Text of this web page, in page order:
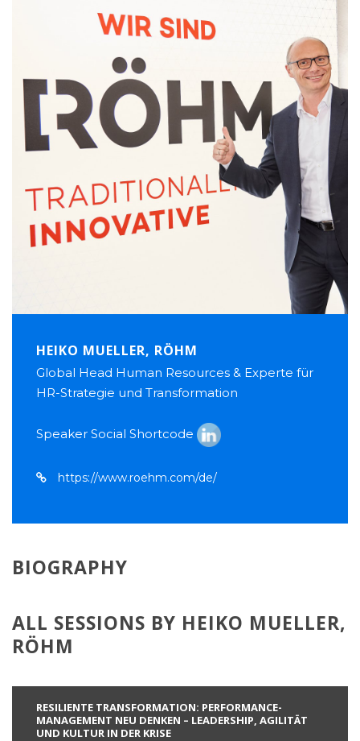
HEIKO MUELLER, RÖHM
Global Head Human Resources & Experte für
HR-Strategie und Transformation
Speaker Social Shortcode
https://www.roehm.com/de/
BIOGRAPHY
ALL SESSIONS BY HEIKO MUELLER,
RÖHM
RESILIENTE TRANSFORMATION: PERFORMANCE-
MANAGEMENT NEU DENKEN – LEADERSHIP, AGILITÄT
UND KULTUR IN DER KRISE